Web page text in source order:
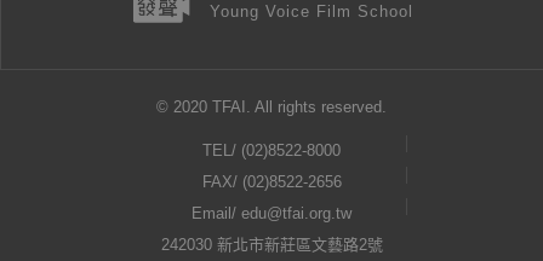
Young Voice Film School
© 2020 TFAI. All rights reserved.
TEL/ (02)8522-8000
FAX/ (02)8522-2656
Email/ edu@tfai.org.tw
242030 新北市新莊區文藝路2號